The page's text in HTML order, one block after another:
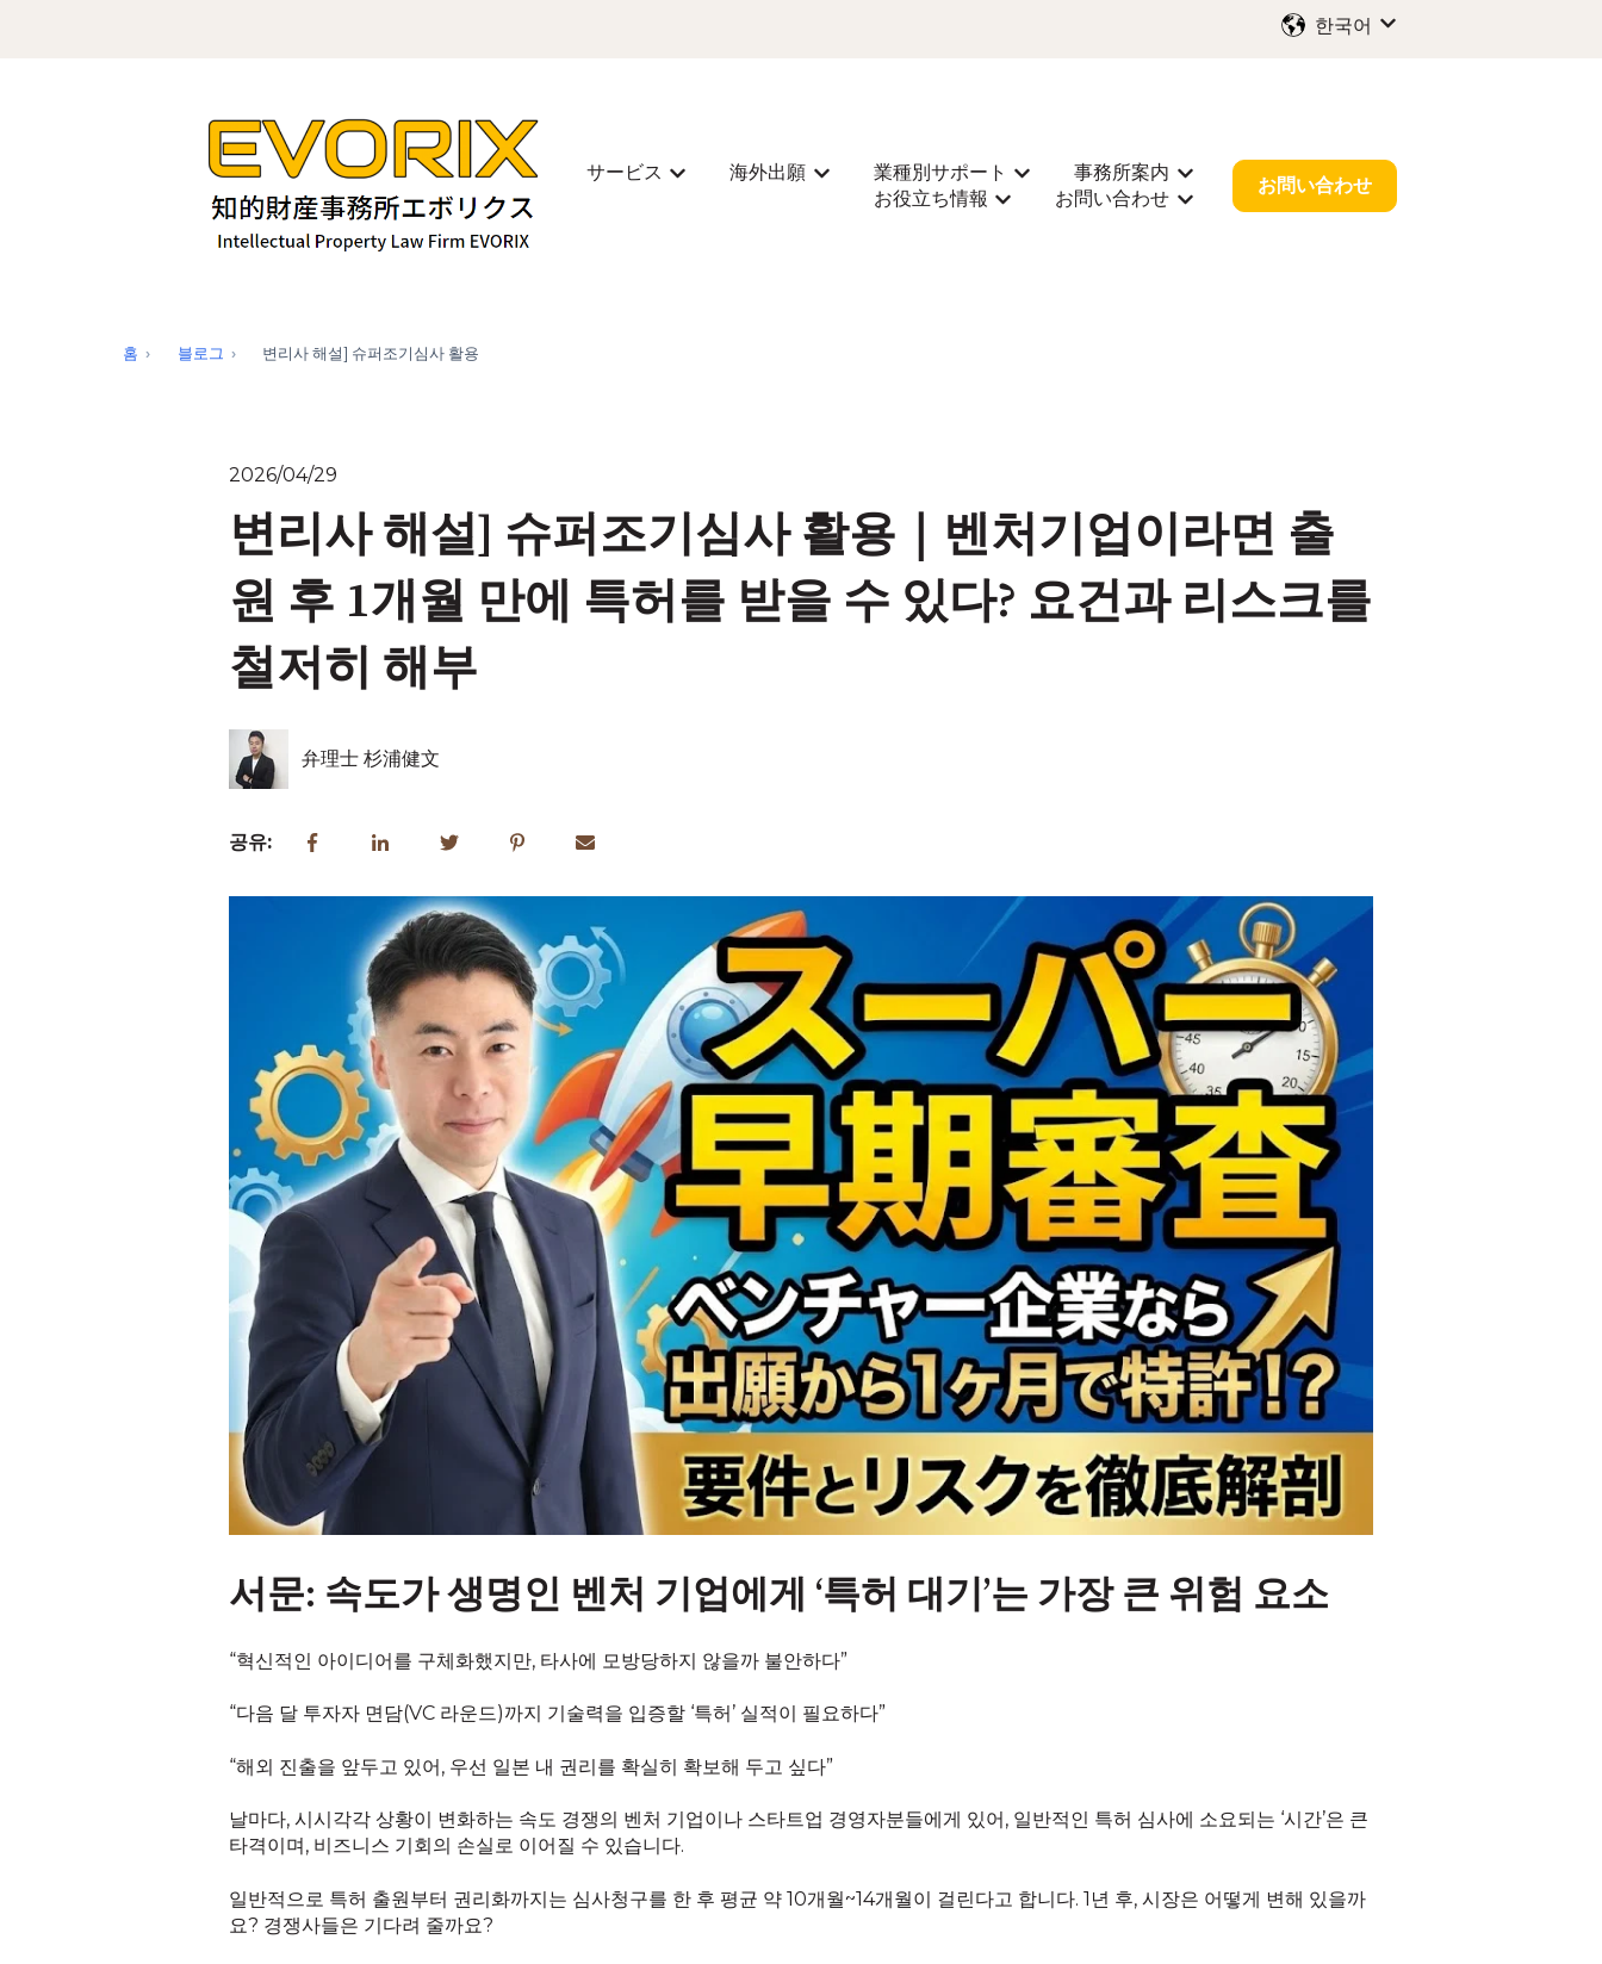
한국어
サービス
サービス을(를) 위한 하위 메뉴 보기
海外出願
海外出願을(를) 위한 하위 메뉴 보기
業種別サポート
業種別サポート을(를) 위한 하위 메뉴 보기
事務所案内
事務所案内을(를) 위한 하위 메뉴 보기
お役立ち情報
お役立ち情報을(를) 위한 하위 메뉴 보기
お問い合わせ
お問い合わせ을(를) 위한 하위 메뉴 보기
お問い合わせ
홈 블로그 변리사 해설] 슈퍼조기심사 활용
2026/04/29
변리사 해설] 슈퍼조기심사 활용｜벤처기업이라면 출
원 후 1개월 만에 특허를 받을 수 있다? 요건과 리스크를
철저히 해부
弁理士 杉浦健文
공유:
서문: 속도가 생명인 벤처 기업에게 ‘특허 대기’는 가장 큰 위험 요소
“혁신적인 아이디어를 구체화했지만, 타사에 모방당하지 않을까 불안하다”
“다음 달 투자자 면담(VC 라운드)까지 기술력을 입증할 ‘특허’ 실적이 필요하다”
“해외 진출을 앞두고 있어, 우선 일본 내 권리를 확실히 확보해 두고 싶다”
날마다, 시시각각 상황이 변화하는 속도 경쟁의 벤처 기업이나 스타트업 경영자분들에게 있어, 일반적인 특허 심사에 소요되는 ‘시간’은 큰
타격이며, 비즈니스 기회의 손실로 이어질 수 있습니다.
일반적으로 특허 출원부터 권리화까지는 심사청구를 한 후 평균 약 10개월~14개월이 걸린다고 합니다. 1년 후, 시장은 어떻게 변해 있을까
요? 경쟁사들은 기다려 줄까요?